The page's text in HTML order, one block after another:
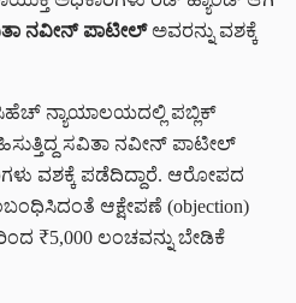
ನವೀನ್ ಪಾಟೀಲ್ ಅವರನ್ನು ವಶಕ್ಕೆ
ನ್ಯಾಯಾಲಯದಲ್ಲಿ ಪಬ್ಲಿಕ್
ಸವಿತಾ ನವೀನ್ ಪಾಟೀಲ್
ವಶಕ್ಕೆ ಪಡೆದಿದ್ದಾರೆ. ಆರೋಪದ
ಆಕ್ಷೇಪಣೆ (objection)
₹5,000 ಲಂಚವನ್ನು ಬೇಡಿಕೆ